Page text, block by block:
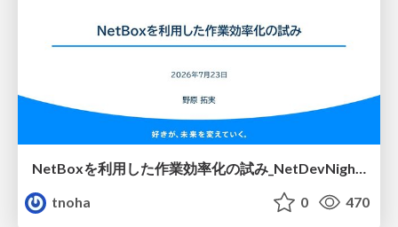
NetBoxを利用した作業効率化の試み_NetDevNight4
tnoha
0 470